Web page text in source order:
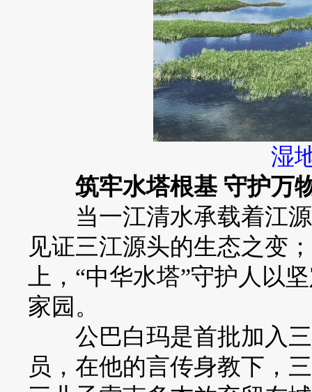
湿
筑牢水塔根基 守护万
当一江清水承载着江源
见证三江源头的生态之变
上，“中华水塔”守护人以
家园。
公巴白玛是首批加入三
员，在他的言传身教下，